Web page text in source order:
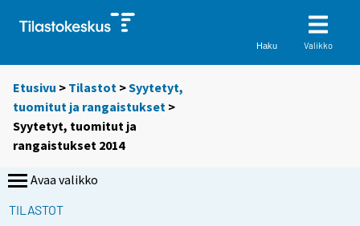
Haku Valikko
Etusivu > Tilastot >Syytetyt,
tuomitut ja rangaistukset >
Syytetyt, tuomitut ja
rangaistukset 2014
Avaa valikko
TILASTOT